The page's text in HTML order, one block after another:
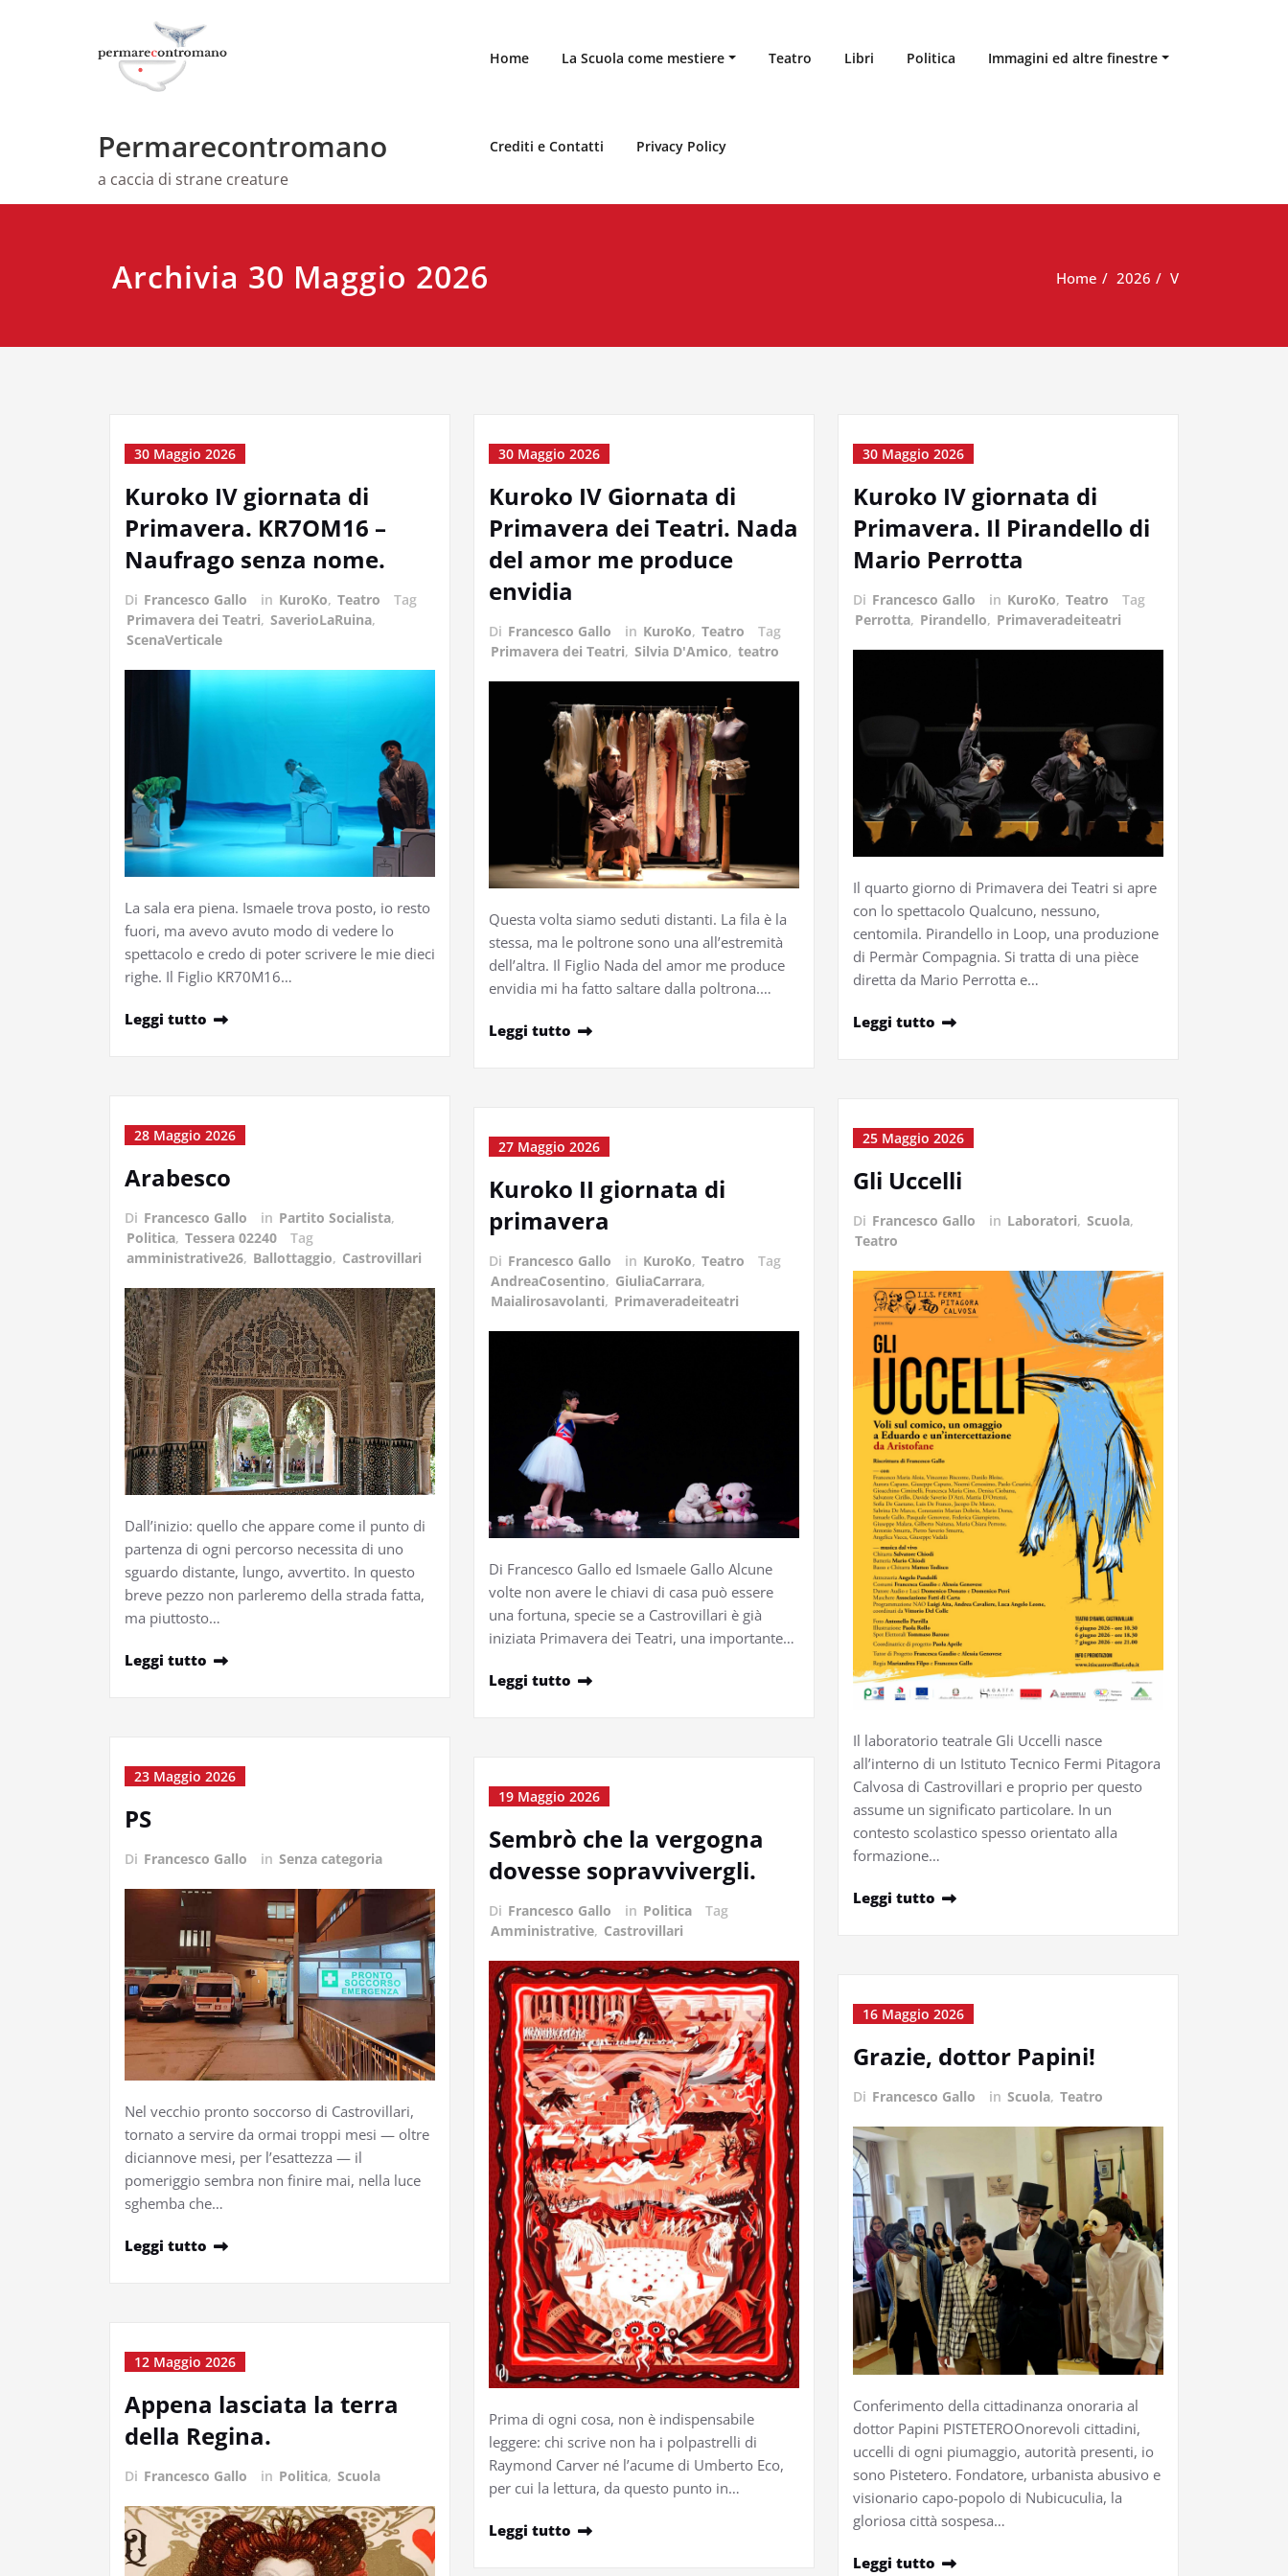
Permarecontromano
a caccia di strane creature
Home La Scuola come mestiere Teatro Libri Politica Immagini ed altre finestre
Crediti e Contatti Privacy Policy
Archivia 30 Maggio 2026 Home 2026 V
30 Maggio 2026
Kuroko IV giornata di
Primavera. KR7OM16 –
Naufrago senza nome.
Di Francesco Gallo in KuroKo, Teatro
Tag
Primavera dei Teatri, SaverioLaRuina,
ScenaVerticale
La sala era piena. Ismaele trova posto, io resto
fuori, ma avevo avuto modo di vedere lo
spettacolo e credo di poter scrivere le mie dieci
righe. Il Figlio KR70M16…
Leggi tutto
28 Maggio 2026
Arabesco
Di Francesco Gallo in Partito Socialista,
Politica, Tessera 02240
Tag
amministrative26, Ballottaggio, Castrovillari
Dall’inizio: quello che appare come il punto di
partenza di ogni percorso necessita di uno
sguardo distante, lungo, avvertito. In questo
breve pezzo non parleremo della strada fatta,
ma piuttosto…
Leggi tutto
23 Maggio 2026
PS
Di Francesco Gallo in Senza categoria
Nel vecchio pronto soccorso di Castrovillari,
tornato a servire da ormai troppi mesi — oltre
diciannove mesi, per l’esattezza — il
pomeriggio sembra non finire mai, nella luce
sghemba che…
Leggi tutto
12 Maggio 2026
Appena lasciata la terra
della Regina.
Di Francesco Gallo in Politica, Scuola
30 Maggio 2026
Kuroko IV Giornata di
Primavera dei Teatri. Nada
del amor me produce
envidia
Di Francesco Gallo in KuroKo, Teatro
Tag
Primavera dei Teatri, Silvia D'Amico, teatro
Questa volta siamo seduti distanti. La fila è la
stessa, ma le poltrone sono una all’estremità
dell’altra. Il Figlio Nada del amor me produce
envidia mi ha fatto saltare dalla poltrona.…
Leggi tutto
27 Maggio 2026
Kuroko II giornata di
primavera
Di Francesco Gallo in KuroKo, Teatro
Tag
AndreaCosentino, GiuliaCarrara,
Maialirosavolanti, Primaveradeiteatri
Di Francesco Gallo ed Ismaele Gallo Alcune
volte non avere le chiavi di casa può essere
una fortuna, specie se a Castrovillari è già
iniziata Primavera dei Teatri, una importante…
Leggi tutto
19 Maggio 2026
Sembrò che la vergogna
dovesse sopravvivergli.
Di Francesco Gallo in Politica
Tag
Amministrative, Castrovillari
Prima di ogni cosa, non è indispensabile
leggere: chi scrive non ha i polpastrelli di
Raymond Carver né l’acume di Umberto Eco,
per cui la lettura, da questo punto in…
Leggi tutto
30 Maggio 2026
Kuroko IV giornata di
Primavera. Il Pirandello di
Mario Perrotta
Di Francesco Gallo in KuroKo, Teatro
Tag
Perrotta, Pirandello, Primaveradeiteatri
Il quarto giorno di Primavera dei Teatri si apre
con lo spettacolo Qualcuno, nessuno,
centomila. Pirandello in Loop, una produzione
di Permàr Compagnia. Si tratta di una pièce
diretta da Mario Perrotta e…
Leggi tutto
25 Maggio 2026
Gli Uccelli
Di Francesco Gallo in Laboratori, Scuola,
Teatro
Il laboratorio teatrale Gli Uccelli nasce
all’interno di un Istituto Tecnico Fermi Pitagora
Calvosa di Castrovillari e proprio per questo
assume un significato particolare. In un
contesto scolastico spesso orientato alla
formazione…
Leggi tutto
16 Maggio 2026
Grazie, dottor Papini!
Di Francesco Gallo in Scuola, Teatro
Conferimento della cittadinanza onoraria al
dottor Papini PISTETEROOnorevoli cittadini,
uccelli di ogni piumaggio, autorità presenti, io
sono Pistetero. Fondatore, urbanista abusivo e
visionario capo-popolo di Nubicuculia, la
gloriosa città sospesa…
Leggi tutto